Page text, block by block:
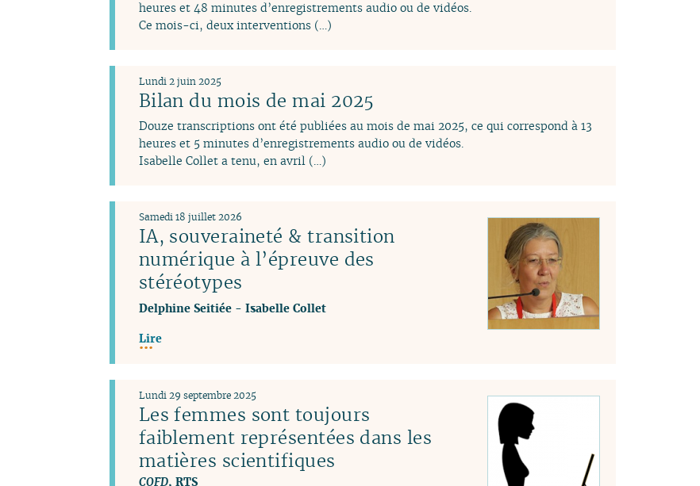
heures et 48 minutes d’enregistrements audio ou de vidéos.
Ce mois-ci, deux interventions (…)
Bilan du mois de mai 2025
Lundi 2 juin 2025
Douze transcriptions ont été publiées au mois de mai 2025, ce qui correspond à 13
heures et 5 minutes d’enregistrements audio ou de vidéos.
Isabelle Collet a tenu, en avril (…)
IA, souveraineté & transition
numérique à l’épreuve des
stéréotypes
Samedi 18 juillet 2026
Delphine Seitiée- Isabelle Collet
Lire
Les femmes sont toujours
faiblement représentées dans les
matières scientifiques
CQFD, RTS
Lundi 29 septembre 2025